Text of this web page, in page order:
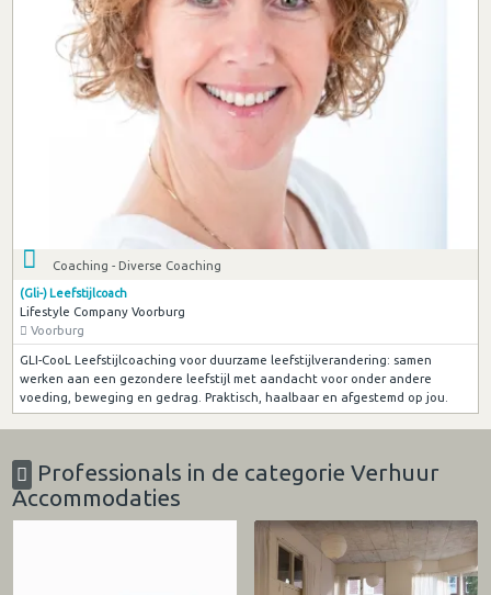
Coaching - Diverse Coaching
(Gli-) Leefstijlcoach
Lifestyle Company Voorburg
Voorburg
GLI-CooL Leefstijlcoaching voor duurzame leefstijlverandering: samen
werken aan een gezondere leefstijl met aandacht voor onder andere
voeding, beweging en gedrag. Praktisch, haalbaar en afgestemd op jou.
Professionals in de categorie Verhuur
Accommodaties